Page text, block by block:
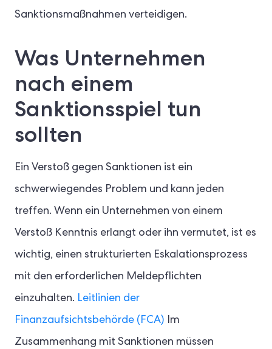
Sanktionsmaßnahmen verteidigen.
Was Unternehmen
nach einem
Sanktionsspiel tun
sollten
Ein Verstoß gegen Sanktionen ist ein
schwerwiegendes Problem und kann jeden
treffen. Wenn ein Unternehmen von einem
Verstoß Kenntnis erlangt oder ihn vermutet, ist es
wichtig, einen strukturierten Eskalationsprozess
mit den erforderlichen Meldepflichten
einzuhalten. Leitlinien der
Finanzaufsichtsbehörde (FCA) Im
Zusammenhang mit Sanktionen müssen